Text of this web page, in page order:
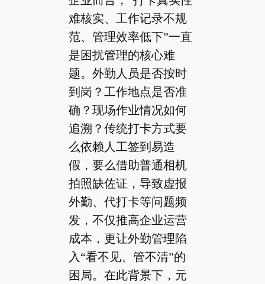
难核实、工作记录不规
范、管理效率低下”一直
是困扰管理的核心难
题。外勤人员是否按时
到岗？工作地点是否准
确？现场作业情况如何
追溯？传统打卡方式要
么依赖人工签到易造
假，要么借助普通相机
拍照缺佐证，导致虚报
外勤、代打卡等问题频
发，不仅推高企业运营
成本，更让外勤管理陷
入“看不见、管不清”的
困局。在此背景下，元